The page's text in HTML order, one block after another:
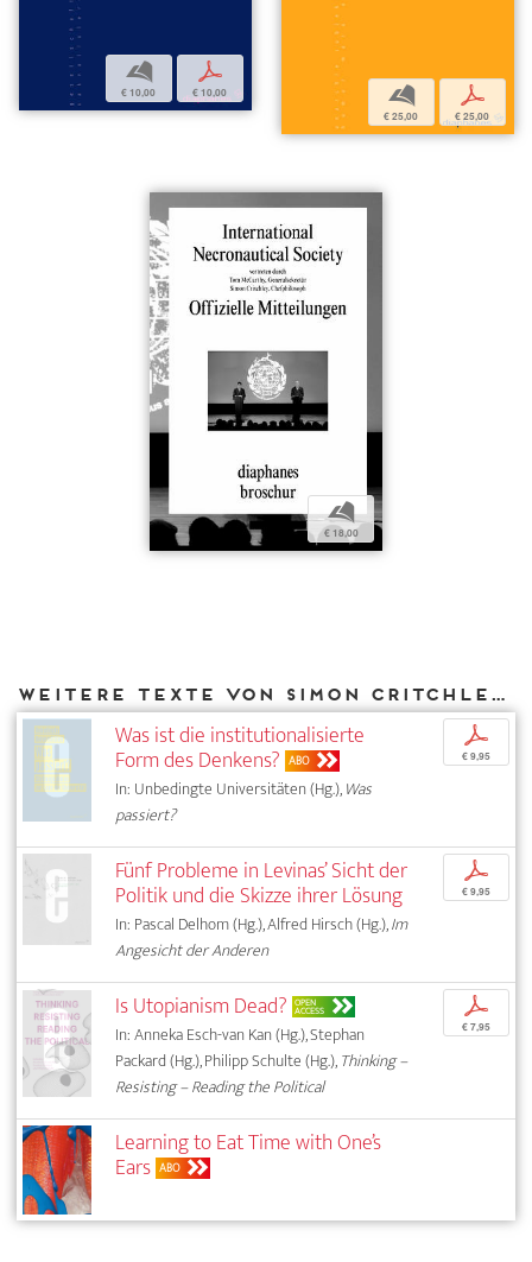
b
€ 10,00
p
€ 10,00 b
€ 25,00
p
€ 25,00
b
€ 18,00
Weitere Texte von Simon Critchley bei DIAPHANES
Was ist die institutionalisierte
Form des Denkens? ABO
In: Unbedingte Universitäten (Hg.),Was
passiert?
p
€ 9,95
Fünf Probleme in Levinas’ Sicht der
Politik und die Skizze ihrer Lösung
In: Pascal Delhom (Hg.), Alfred Hirsch (Hg.),Im
Angesicht der Anderen
p
€ 9,95
Is Utopianism Dead? OPEN
ACCESS
In: Anneka Esch-van Kan (Hg.), Stephan
Packard (Hg.), Philipp Schulte (Hg.),Thinking –
Resisting – Reading the Political
p
€ 7,95
Learning to Eat Time with One’s
Ears ABO